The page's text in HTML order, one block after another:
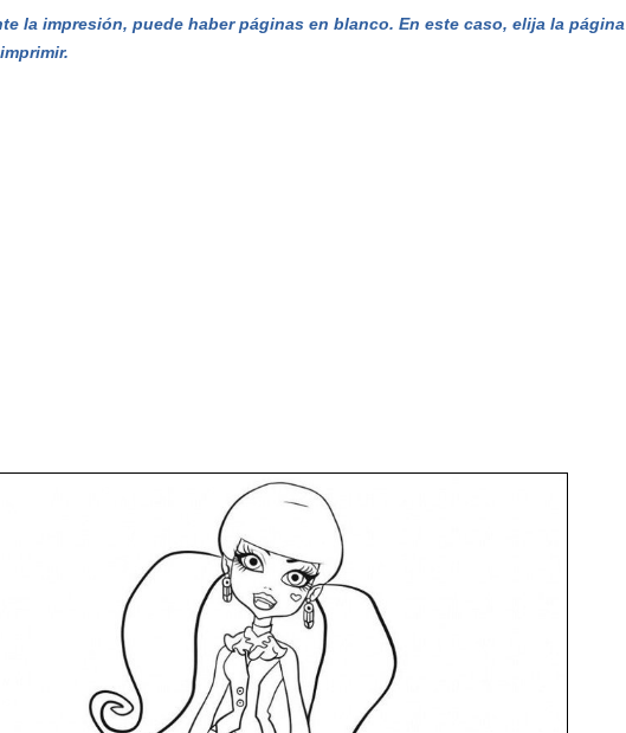
la impresión, puede haber páginas en blanco. En este caso, elija la página